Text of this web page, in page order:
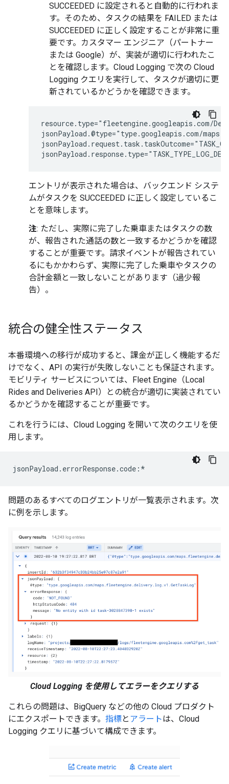
SUCCEEDED に設定されると自動的に行われま
す。そのため、タスクの結果を FAILED または
SUCCEEDED に正しく設定することが非常に重
要です。カスタマー エンジニア（パートナー
または Google）が、実装が適切に行われたこ
とを確認します。Cloud Logging で次の Cloud
Logging クエリを実行して、タスクが適切に更
新されているかどうかを確認できます。
resource.type="fleetengine.googleapis.com/
jsonPayload.@type="type.googleapis.com/
エントリが表示された場合は、バックエンド システ
ムがタスクを SUCCEEDED に正しく設定しているこ
とを意味します。
注: ただし、実際に完了した乗車またはタスクの数
が、報告された通話の数と一致するかどうかを確認
することが重要です。請求イベントが報告されてい
るにもかかわらず、実際に完了した乗車やタスクの
合計金額と一致しないことがあります（過少報
告）。
統合の健全性ステータス
本番環境への移行が成功すると、課金が正しく機能するだ
けでなく、API の実行が失敗しないことも保証されます。
モビリティ サービスについては、Fleet Engine（Local
Rides and Deliveries API）との統合が適切に実装されてい
るかどうかを確認することが重要です。
これを行うには、Cloud Logging を開いて次のクエリを使
用します。
問題のあるすべてのログエントリが一覧表示されます。次
に例を示します。
Cloud Logging を使用してエラーをクエリする
これらの問題は、BigQuery などの他の Cloud プロダクト
にエクスポートできます。 指標と アラートは、Cloud
Logging クエリに基づいて構成できます。